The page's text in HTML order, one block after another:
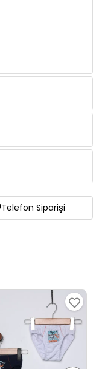
Telefon Siparişi